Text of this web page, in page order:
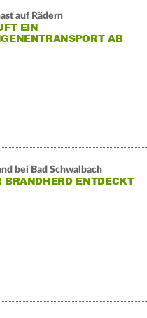
auf Rädern
EIN
AB
bei Bad Schwalbach
BRANDHERD ENTDECKT